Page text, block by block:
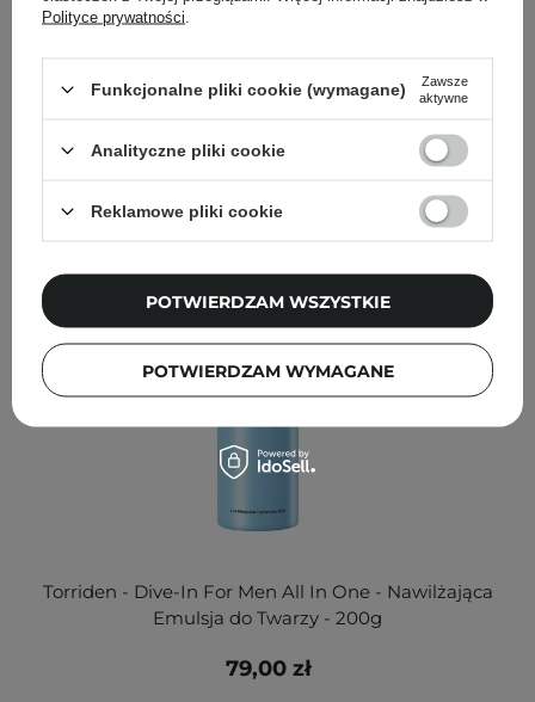
FILTROWANIE
Rekomendowane dla Ciebie
Torriden - Dive-In For Men All In One - Nawilżająca
Emulsja do Twarzy - 200g
79,00 zł
Polityce prywatności
Funkcjonalne pliki cookie (wymagane)
Zawsze
aktywne
Analityczne pliki cookie
Reklamowe pliki cookie
POTWIERDZAM WYMAGANE
POTWIERDZAM WSZYSTKIE